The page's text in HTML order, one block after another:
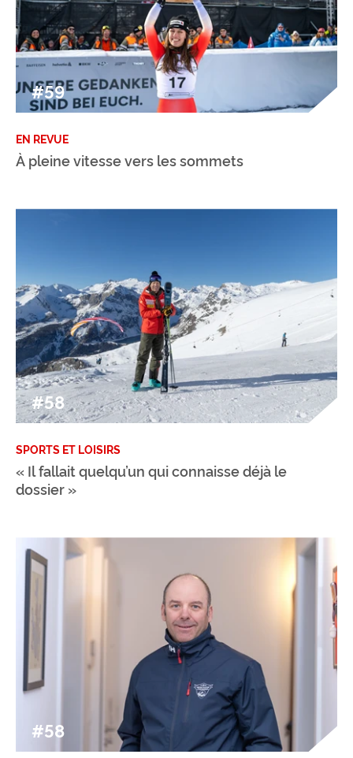
#59
EN REVUE
À pleine vitesse vers les sommets
#58
SPORTS ET LOISIRS
« Il fallait quelqu’un qui connaisse déjà le
dossier »
#58